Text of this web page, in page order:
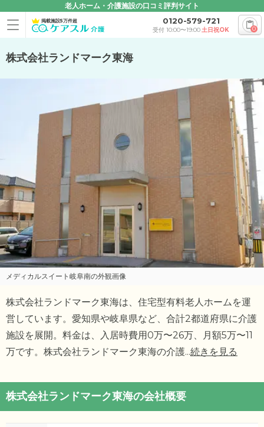
老人ホーム・介護施設の口コミ評判サイト
掲載施設5万件超 0120-579-721
受付 10:00〜19:00土日祝OK 0
株式会社ランドマーク東海
メディカルスイート岐阜南の外観画像
株式会社ランドマーク東海は、住宅型有料老人ホームを運
営しています。愛知県や岐阜県など、合計2都道府県に介護
施設を展開。料金は、入居時費用0万〜26万、月額5万〜11
万です。株式会社ランドマーク東海の介護...続きを見る
株式会社ランドマーク東海の会社概要